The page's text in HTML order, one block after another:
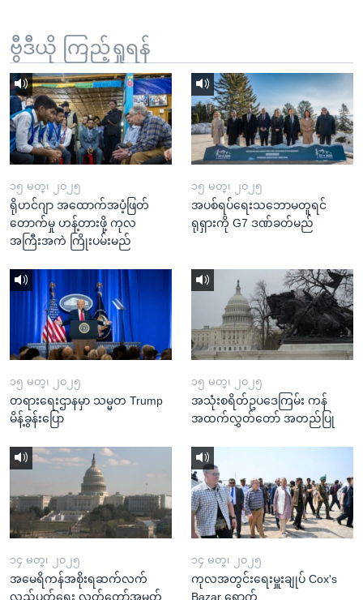
ရန်
ရှာဖွေ
ရန်
နေရာ
သို့
ကျော်
ရန်
ဘာသာစကားများ
ဗွီဒီယို ကြည့်ရှုရန်
၁၅ မတ္၊ ၂၀၂၅
ရိုဟင်ဂျာ အထောက်အပံ့ဖြတ်
တောက်မှု ဟန့်တားဖို့ ကုလ
အကြီးအကဲ ကြိုးပမ်းမည်
၁၅ မတ္၊ ၂၀၂၅
အပစ်ရပ်ရေးသဘောမတူရင်
ရုရှားကို G7 ဒဏ်ခတ်မည်
၁၅ မတ္၊ ၂၀၂၅
တရားရေးဌာနမှာ သမ္မတ Trump
မိန့်ခွန်းပြော
၁၅ မတ္၊ ၂၀၂၅
အသုံးစရိတ်ဥပဒေကြမ်း ကန်
အထက်လွှတ်တော် အတည်ပြု
၁၄ မတ္၊ ၂၀၂၅
အမေရိကန်အစိုးရဆက်လက်
လည်ပတ်ရေး လွှတ်တော်အမတ်
၁၄ မတ္၊ ၂၀၂၅
ကုလအတွင်းရေးမှူးချုပ် Cox's
Bazar ရောက်